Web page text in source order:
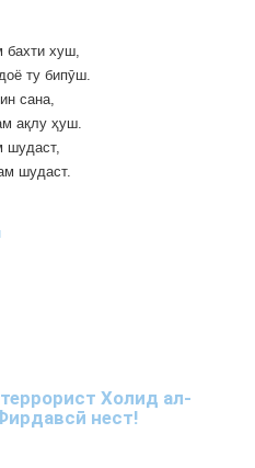
бахти хуш,
ту бипӯш.
сана,
ақлу ҳуш.
шудаст,
шудаст.
Холид ал-
нест!